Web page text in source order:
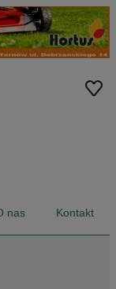
nas Kontakt